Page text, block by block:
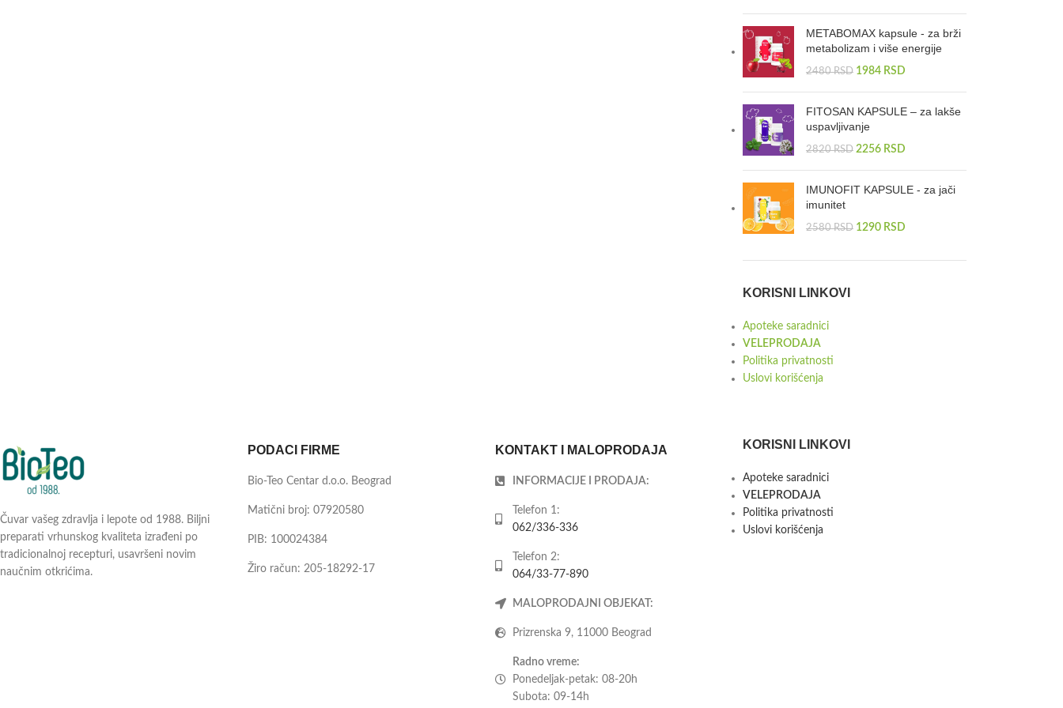
METABOMAX kapsule - za brži
metabolizam i više energije
2480RSD 1984 RSD
FITOSAN KAPSULE – za lakše
uspavljivanje
2820RSD 2256 RSD
IMUNOFIT KAPSULE - za jači
imunitet
2580RSD 1290 RSD
KORISNI LINKOVI
Apoteke saradnici
VELEPRODAJA
Politika privatnosti
Uslovi korišćenja
Čuvar vašeg zdravlja i lepote od 1988. Biljni
preparati vrhunskog kvaliteta izrađeni po
tradicionalnoj recepturi, usavršeni novim
naučnim otkrićima.
PODACI FIRME
Bio-Teo Centar d.o.o. Beograd
Matični broj: 07920580
PIB: 100024384
Žiro račun: 205-18292-17
KONTAKT I MALOPRODAJA
INFORMACIJE I PRODAJA:
Telefon 1:
062/336-336
Telefon 2:
064/33-77-890
MALOPRODAJNI OBJEKAT:
Prizrenska 9, 11000 Beograd
Radno vreme:
Ponedeljak-petak: 08-20h
Subota: 09-14h
KORISNI LINKOVI
Apoteke saradnici
VELEPRODAJA
Politika privatnosti
Uslovi korišćenja